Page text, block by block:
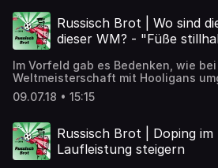
verzaubertRussisch Brot | Wo sind
dieser WM? - "Füße
Im Vorfeld gab es Bedenken, wie
Weltmeisterschaft mit Hooligans
ist es ruhig geblieben. Woran liegt das? ➡️ Artikel
Nachlesen: https://detektor.fm/
09.07.18 • 15:15
Russisch Brot | Doping im
Laufleistung steigern